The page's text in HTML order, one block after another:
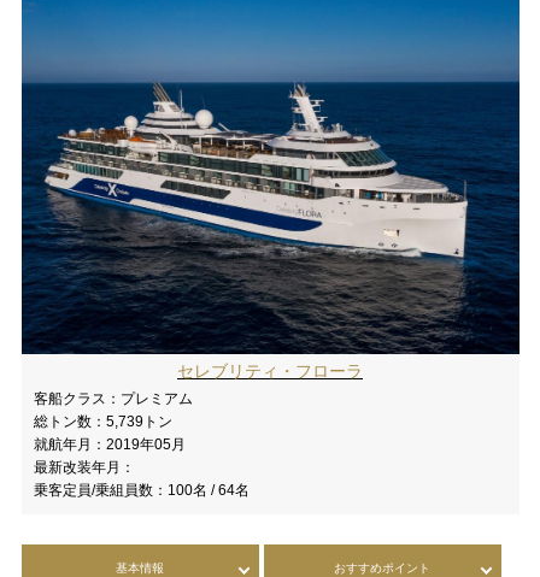
セレブリティ・フローラ
客船クラス： プレミアム
総トン数： 5,739トン
就航年月： 2019年05月
最新改装年月：
乗客定員/乗組員数： 100名 / 64名
基本情報 おすすめポイント